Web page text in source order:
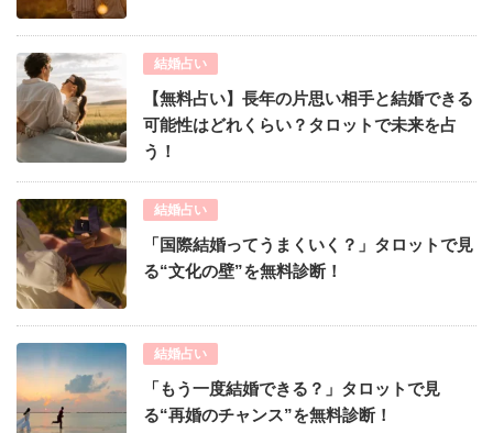
結婚占い
【無料占い】長年の片思い相手と結婚できる
可能性はどれくらい？タロットで未来を占
う！
結婚占い
「国際結婚ってうまくいく？」タロットで見
る“文化の壁”を無料診断！
結婚占い
「もう一度結婚できる？」タロットで見
る“再婚のチャンス”を無料診断！